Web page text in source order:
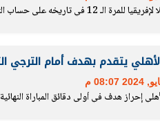
الـ 12 في تاريخه على حساب الترجي التونسي
يتقدم بهدف أمام الترجي
إحراز هدف في أولى دقائق المباراة
رئيس الوزراء يتابع